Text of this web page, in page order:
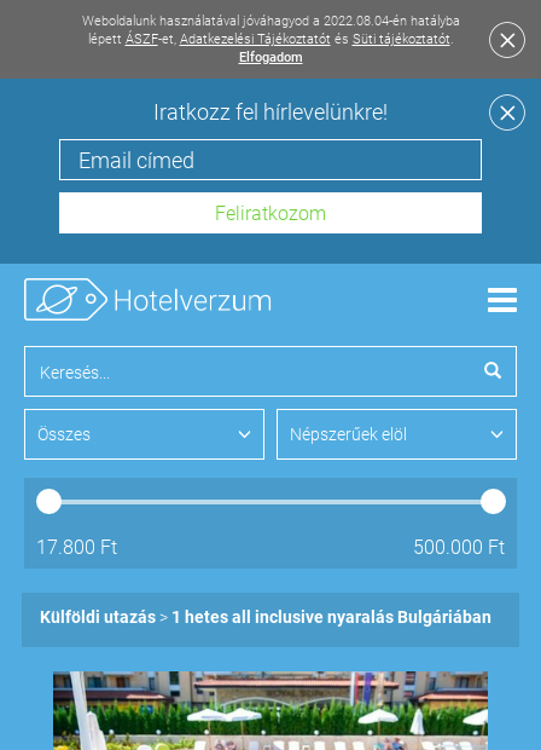
Weboldalunk használatával jóváhagyod a 2022.08.04-én hatályba
lépett ÁSZF-et, Adatkezelési Tájékoztatót és Süti tájékoztatót.
Elfogadom
Iratkozz fel hírlevelünkre!
Összes Népszerűek elöl
17.800 Ft 500.000 Ft
Külföldi utazás 1 hetes all inclusive nyaralás Bulgáriában